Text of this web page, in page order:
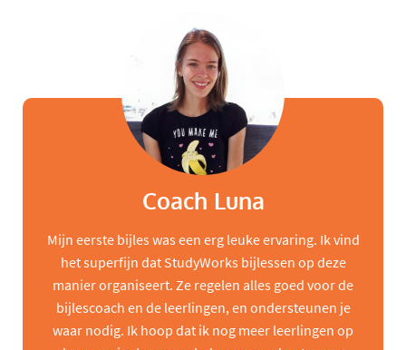
Coach Luna
Mijn eerste bijles was een erg leuke ervaring. Ik vind
het superfijn dat StudyWorks bijlessen op deze
manier organiseert. Ze regelen alles goed voor de
bijlescoach en de leerlingen, en ondersteunen je
waar nodig. Ik hoop dat ik nog meer leerlingen op